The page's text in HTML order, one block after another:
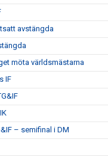
avstängda
möta världsmästarna
IF
– semifinal i DM